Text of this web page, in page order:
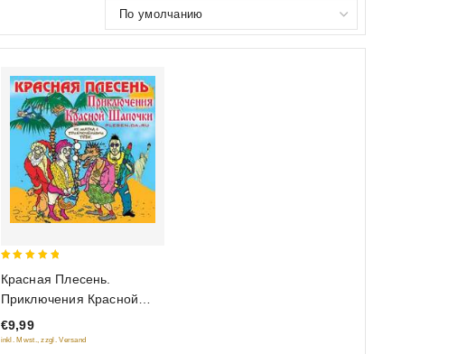
out of 5
Красная Плесень.
Приключения Красной
Шапочки
€9,99
inkl. Mwst., zzgl. Versand